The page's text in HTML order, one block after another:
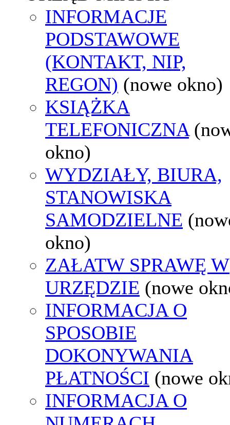
INFORMACJE
PODSTAWOWE
(KONTAKT, NIP,
REGON) (nowe okno)
KSIĄŻKA
TELEFONICZNA
okno)
WYDZIAŁY, BIURA,
STANOWISKA
SAMODZIELNE
okno)
ZAŁATW SPRAWĘ W
URZĘDZIE (nowe
INFORMACJA O
SPOSOBIE
DOKONYWANIA
PŁATNOŚCI (nowe
INFORMACJA O